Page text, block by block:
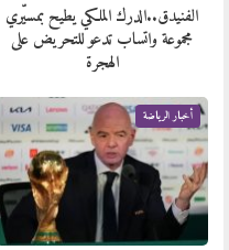
الفنيدق..الدرك الملكي يطيح بمسيّري
مجموعة واتساب تدعو للتحريض على
الهجرة
أخبار الرياضة